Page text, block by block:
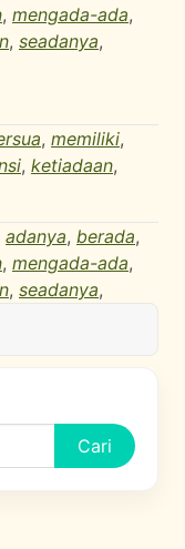
, mengada-ada,
, seadanya,
, memiliki,
, ketiadaan,
adanya, berada,
, mengada-ada,
, seadanya,
Cari